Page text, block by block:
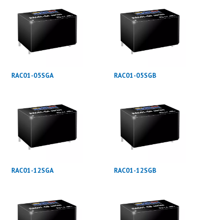
RAC01-05SGA RAC01-05SGB
RAC01-12SGA RAC01-12SGB